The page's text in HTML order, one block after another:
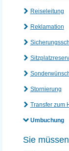
Reiseleitung
Reklamation
Stornierung
Transfer zum
Umbuchung
Sie